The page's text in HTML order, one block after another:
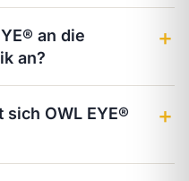
an die
an?
＋
OWL EYE®
＋